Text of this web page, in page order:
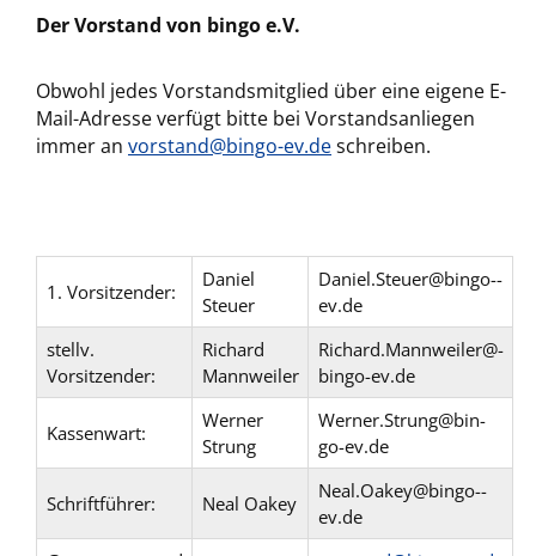
Der Vorstand von bingo e.V.
Obwohl jedes Vorstandsmitglied über eine eigene E-
Mail-Adresse verfügt bitte bei Vorstandsanliegen
immer an vorstand@bingo-ev.deschreiben.
1. Vorsitzender:
Daniel
Steuer
Daniel.Steuer@­bingo-­
ev­.de
stellv.
Vorsitzender:
Richard
Mannweiler
Richard.Mannweiler@­
bingo­-ev.­de
Kassenwart:
Werner
Strung
Werner.Strung@­bin­
go-­ev.­de
Schriftführer: Neal Oakey
Neal.Oakey@­bingo-­
ev­.de